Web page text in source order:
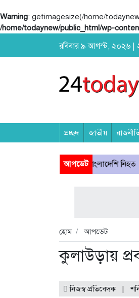
Warning: getimagesize(/home/
/home/todaynew/public_html/wp-
রবিবার ৯ আগস্ট, ২০২৬ |
প্রচ্ছদ জাতীয়
আপডেট
গুলিতে বাংলাদেশি নিহত
হোম আপডেট
কুলাউড়ায়
নিজস্ব প্রতিবেদক |